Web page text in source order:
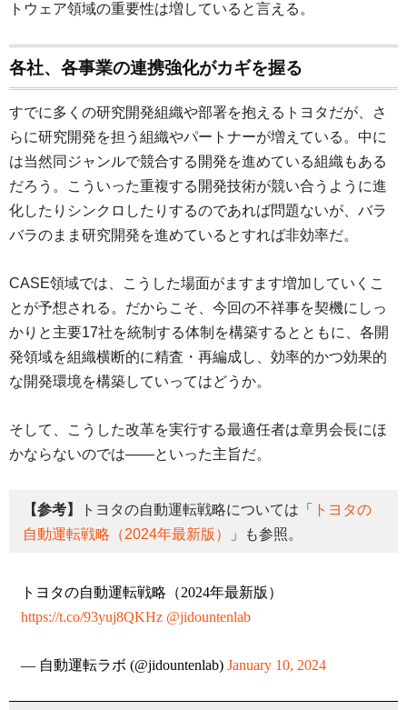
トウェア領域の重要性は増していると言える。
各社、各事業の連携強化がカギを握る
すでに多くの研究開発組織や部署を抱えるトヨタだが、さ
らに研究開発を担う組織やパートナーが増えている。中に
は当然同ジャンルで競合する開発を進めている組織もある
だろう。こういった重複する開発技術が競い合うように進
化したりシンクロしたりするのであれば問題ないが、バラ
バラのまま研究開発を進めているとすれば非効率だ。
CASE領域では、こうした場面がますます増加していくこ
とが予想される。だからこそ、今回の不祥事を契機にしっ
かりと主要17社を統制する体制を構築するとともに、各開
発領域を組織横断的に精査・再編成し、効率的かつ効果的
な開発環境を構築していってはどうか。
そして、こうした改革を実行する最適任者は章男会長にほ
かならないのでは――といった主旨だ。
【参考】 トヨタの自動運転戦略については「
トヨタの
自動運転戦略（2024年最新版）
」も参照。
トヨタの自動運転戦略（2024年最新版）
https://t.co/93yuj8QKHz @jidountenlab
— 自動運転ラボ (@jidountenlab) January 10, 2024